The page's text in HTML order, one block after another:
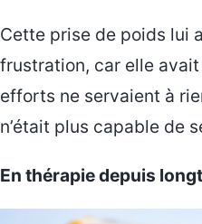
Cette prise de poids lui
frustration, car elle avait
efforts ne servaient à
n’était plus capable de
En thérapie depuis